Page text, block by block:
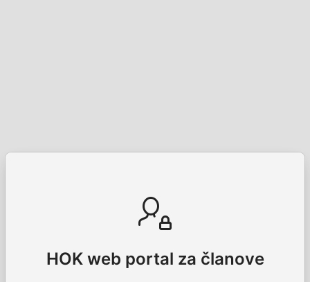
HOK web portal za članove